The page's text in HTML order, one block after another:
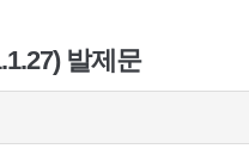
발제문